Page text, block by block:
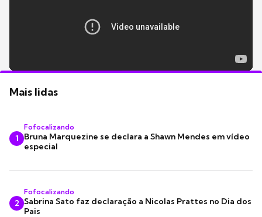
Mais lidas
1
Fofocalizando
Bruna Marquezine se declara a Shawn Mendes em vídeo
especial
2
Fofocalizando
Sabrina Sato faz declaração a Nicolas Prattes no Dia dos
Pais